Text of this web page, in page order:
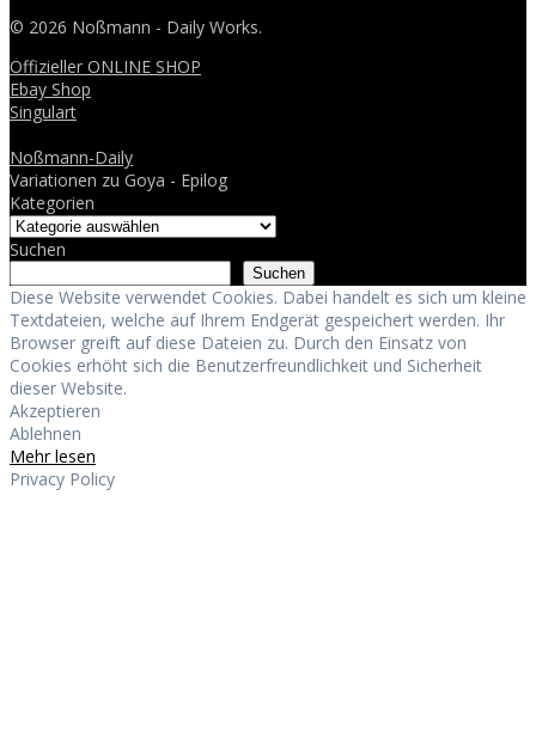
© 2026 Noßmann - Daily Works.
Offizieller ONLINE SHOP
Ebay Shop
Singulart
Noßmann-Daily
Variationen zu Goya - Epilog
Kategorien
Suchen
Suchen
Diese Website verwendet Cookies. Dabei handelt es sich um kleine
Textdateien, welche auf Ihrem Endgerät gespeichert werden. Ihr
Browser greift auf diese Dateien zu. Durch den Einsatz von
Cookies erhöht sich die Benutzerfreundlichkeit und Sicherheit
dieser Website.
Akzeptieren
Ablehnen
Mehr lesen
Privacy Policy